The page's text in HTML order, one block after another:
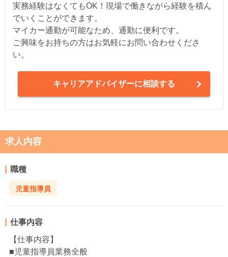
実務経験はなくてもOK！現場で働きながら経験を積ん
でいくことができます。
マイカー通勤が可能なため、通勤に便利です。
ご興味をお持ちの方はお気軽にお問い合わせくださ
い。
キャリアアドバイザーに相談する
求人内容
職種
児童指導員
仕事内容
【仕事内容】
■児童指導員業務全般